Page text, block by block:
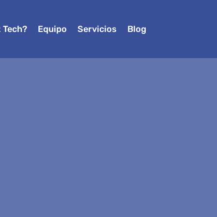
Tech? Equipo Servicios Blog